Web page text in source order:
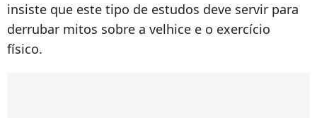
insiste que este tipo de estudos deve servir para
derrubar mitos sobre a velhice e o exercício
físico.